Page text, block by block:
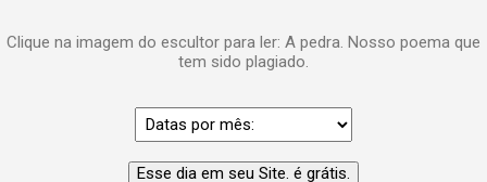
Clique na imagem do escultor para ler: A pedra. Nosso poema que
tem sido plagiado.